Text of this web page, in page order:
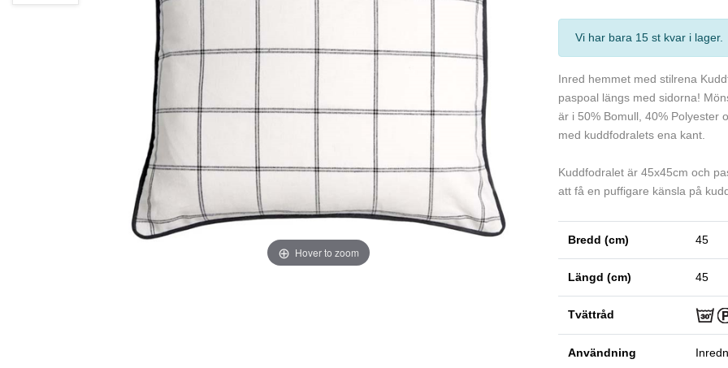
Hover to zoom
Vi har bara 15 st kvar i lager.
Inred hemmet med stilrena
paspoal längs med sidorna!
är i 50% Bomull, 40% Polyester
med kuddfodralets ena kant.
Kuddfodralet är 45x45cm och
att få en puffigare känsla på
Bredd (cm) 45
Längd (cm) 45
Tvättråd
Användning